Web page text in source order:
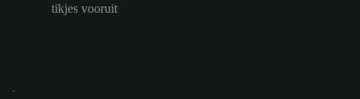
tikjes vooruit